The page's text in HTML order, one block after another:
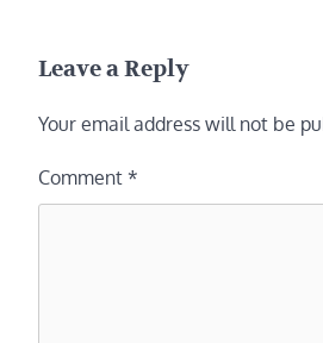
Leave a Reply
Your email address will not be
Comment *